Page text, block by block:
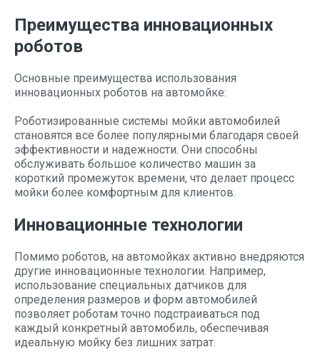
Преимущества инновационных
роботов
Основные преимущества использования
инновационных роботов на автомойке:
Роботизированные системы мойки автомобилей
становятся все более популярными благодаря своей
эффективности и надежности. Они способны
обслуживать большое количество машин за
короткий промежуток времени, что делает процесс
мойки более комфортным для клиентов.
Инновационные технологии
Помимо роботов, на автомойках активно внедряются
другие инновационные технологии. Например,
использование специальных датчиков для
определения размеров и форм автомобилей
позволяет роботам точно подстраиваться под
каждый конкретный автомобиль, обеспечивая
идеальную мойку без лишних затрат.